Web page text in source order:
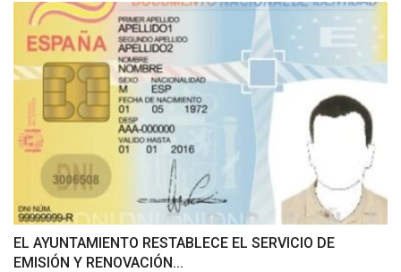
EL AYUNTAMIENTO RESTABLECE EL SERVICIO DE
EMISIÓN Y RENOVACIÓN...